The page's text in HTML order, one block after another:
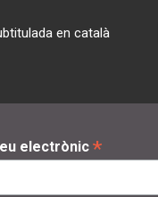
en català
electrònic *